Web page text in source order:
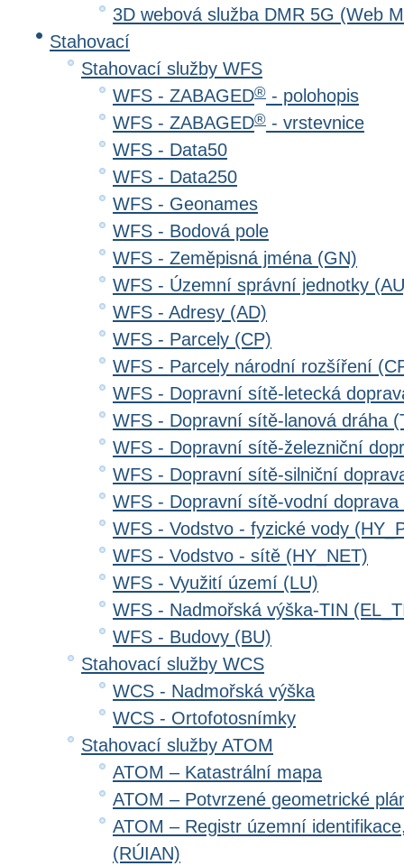
3D webová služba DMR 5G (Web
Stahovací
Stahovací služby WFS
WFS - ZABAGED® - polohopis
WFS - ZABAGED® - vrstevnice
WFS - Data50
WFS - Data250
WFS - Geonames
WFS - Bodová pole
WFS - Zeměpisná jména (GN)
WFS - Územní správní jednotky
WFS - Adresy (AD)
WFS - Parcely (CP)
WFS - Parcely národní rozšíření
WFS - Dopravní sítě-letecká
WFS - Dopravní sítě-lanová dráha
WFS - Dopravní sítě-železniční
WFS - Dopravní sítě-silniční
WFS - Dopravní sítě-vodní doprava
WFS - Vodstvo - fyzické vody
WFS - Vodstvo - sítě (HY_NET)
WFS - Využití území (LU)
WFS - Nadmořská výška-TIN
WFS - Budovy (BU)
Stahovací služby WCS
WCS - Nadmořská výška
WCS - Ortofotosnímky
Stahovací služby ATOM
ATOM – Katastrální mapa
ATOM – Potvrzené geometrické
ATOM – Registr územní
(RÚIAN)